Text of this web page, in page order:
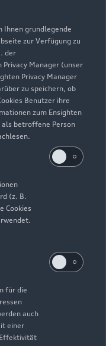
Ihnen grundlegende
zur Verfügung zu
der
Manager (unser
Privacy Manager
zu speichern, ob
Benutzer ihre
zum Ensighten
als betroffene Person
(z. B.
Cookies
für die
auch
einer
08:30
nach oben